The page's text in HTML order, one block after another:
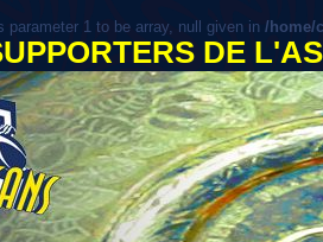
parameter 1 to be array, null given in /home/
DE